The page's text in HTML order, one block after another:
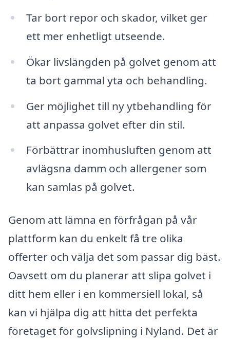
Tar bort repor och skador, vilket ger
ett mer enhetligt utseende.
Ökar livslängden på golvet genom att
ta bort gammal yta och behandling.
Ger möjlighet till ny ytbehandling för
att anpassa golvet efter din stil.
Förbättrar inomhusluften genom att
avlägsna damm och allergener som
kan samlas på golvet.
Genom att lämna en förfrågan på vår
plattform kan du enkelt få tre olika
offerter och välja det som passar dig bäst.
Oavsett om du planerar att slipa golvet i
ditt hem eller i en kommersiell lokal, så
kan vi hjälpa dig att hitta det perfekta
företaget för golvslipning i Nyland. Det är